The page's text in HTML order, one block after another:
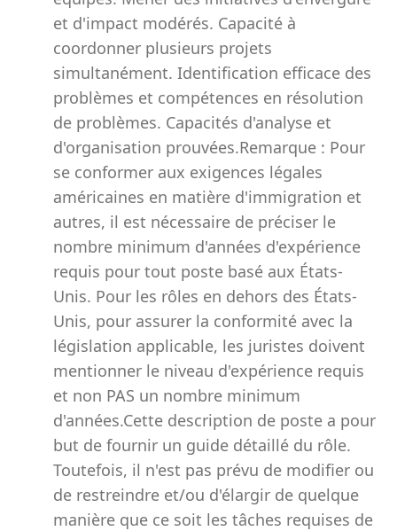
et d'impact modérés. Capacité à
coordonner plusieurs projets
simultanément. Identification efficace des
problèmes et compétences en résolution
de problèmes. Capacités d'analyse et
d'organisation prouvées.Remarque : Pour
se conformer aux exigences légales
américaines en matière d'immigration et
autres, il est nécessaire de préciser le
nombre minimum d'années d'expérience
requis pour tout poste basé aux États-
Unis. Pour les rôles en dehors des États-
Unis, pour assurer la conformité avec la
législation applicable, les juristes doivent
mentionner le niveau d'expérience requis
et non PAS un nombre minimum
d'années.Cette description de poste a pour
but de fournir un guide détaillé du rôle.
Toutefois, il n'est pas prévu de modifier ou
de restreindre et/ou d'élargir de quelque
manière que ce soit les tâches requises de